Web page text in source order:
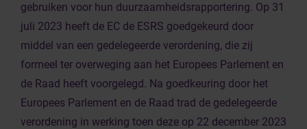
gebruiken voor hun duurzaamheidsrapportering. Op 31
juli 2023 heeft de EC de ESRS goedgekeurd door
middel van een gedelegeerde verordening, die zij
formeel ter overweging aan het Europees Parlement en
de Raad heeft voorgelegd. Na goedkeuring door het
Europees Parlement en de Raad trad de gedelegeerde
verordening in werking toen deze op 22 december 2023